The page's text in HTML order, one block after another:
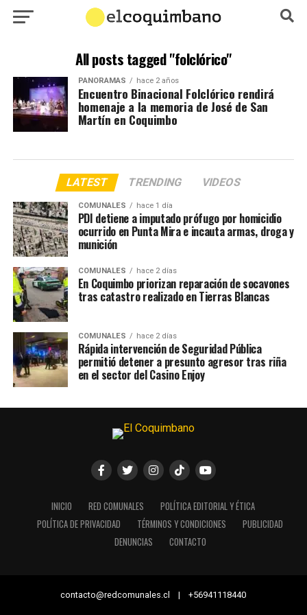
All posts tagged "folclórico"
PANORAMAS hace 2 años
Encuentro Binacional Folclórico rendirá
homenaje a la memoria de José de San
Martín en Coquimbo
LATEST TRENDING VIDEOS
COMUNALES hace 1 día
PDI detiene a imputado prófugo por homicidio
ocurrido en Punta Mira e incauta armas, droga y
munición
COMUNALES hace 2 días
En Coquimbo priorizan reparación de socavones
tras catastro realizado en Tierras Blancas
COMUNALES hace 2 días
Rápida intervención de Seguridad Pública
permitió detener a presunto agresor tras riña
en el sector del Casino Enjoy
INICIO RED COMUNALES
POLÍTICA EDITORIAL Y ÉTICA
POLÍTICA DE PRIVACIDAD
TÉRMINOS Y CONDICIONES
PUBLICIDAD
DENUNCIAS
CONTACTO
contacto@redcomunales.cl | +56941118440